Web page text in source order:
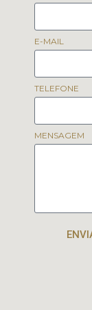
E-MAIL
TELEFONE
MENSAGEM